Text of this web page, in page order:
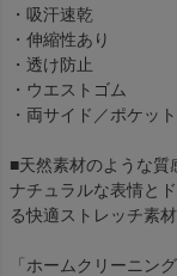
・吸汗速乾
・伸縮性あり
・透け防止
・ウエストゴム
・両サイド／ポケッ
■天然素材のような質
ナチュラルな表情と
る快適ストレッチ素材
「ホームクリーニン